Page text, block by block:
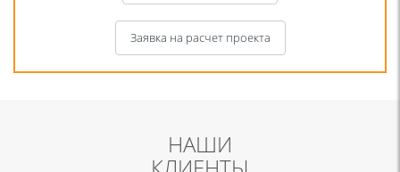
Заявка на расчет проекта
НАШИ